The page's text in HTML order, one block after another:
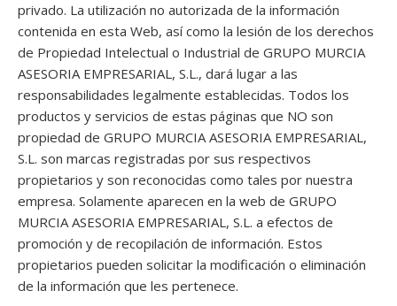
privado. La utilización no autorizada de la información
contenida en esta Web, así como la lesión de los derechos
de Propiedad Intelectual o Industrial de GRUPO MURCIA
ASESORIA EMPRESARIAL, S.L., dará lugar a las
responsabilidades legalmente establecidas. Todos los
productos y servicios de estas páginas que NO son
propiedad de GRUPO MURCIA ASESORIA EMPRESARIAL,
S.L. son marcas registradas por sus respectivos
propietarios y son reconocidas como tales por nuestra
empresa. Solamente aparecen en la web de GRUPO
MURCIA ASESORIA EMPRESARIAL, S.L. a efectos de
promoción y de recopilación de información. Estos
propietarios pueden solicitar la modificación o eliminación
de la información que les pertenece.